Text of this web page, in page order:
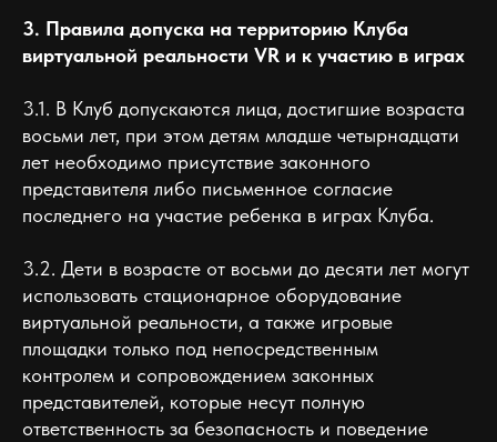
3. Правила допуска на территорию Клуба
виртуальной реальности VR и к участию в играх
3.1. В Клуб допускаются лица, достигшие возраста
восьми лет, при этом детям младше четырнадцати
лет необходимо присутствие законного
представителя либо письменное согласие
последнего на участие ребенка в играх Клуба.
3.2. Дети в возрасте от восьми до десяти лет могут
использовать стационарное оборудование
виртуальной реальности, а также игровые
площадки только под непосредственным
контролем и сопровождением законных
представителей, которые несут полную
ответственность за безопасность и поведение